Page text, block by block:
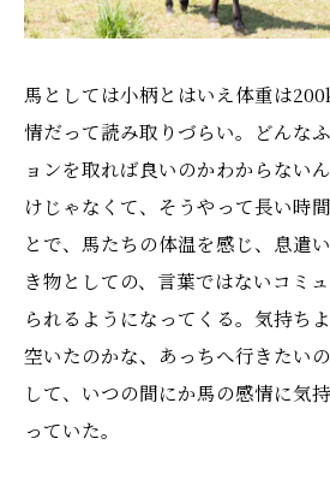
馬としては小柄とはいえ体重は
情だって読み取りづらい。どんな
ョンを取れば良いのかわからない
けじゃなくて、そうやって長い時
とで、馬たちの体温を感じ、息遣
き物としての、言葉ではないコミ
られるようになってくる。気持ち
空いたのかな、あっちへ行きたい
して、いつの間にか馬の感情に気
っていた。